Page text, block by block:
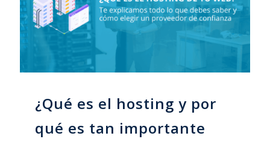
¿Qué es el hosting y por
qué es tan importante